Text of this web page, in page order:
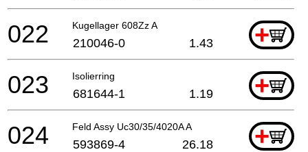
Kugellager 608Zz A +
022 210046-0 1.43
Isolierring +
023 681644-1 1.19
Feld Assy Uc30/35/4020A A +
024 593869-4 26.18